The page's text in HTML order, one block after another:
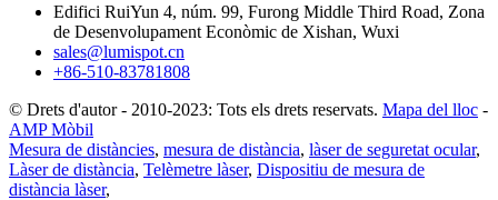
Edifici RuiYun 4, núm. 99, Furong Middle Third Road, Zona
de Desenvolupament Econòmic de Xishan, Wuxi
sales@lumispot.cn
+86-510-83781808
© Drets d'autor - 2010-2023: Tots els drets reservats. Mapa del lloc -
AMP Mòbil
Mesura de distàncies, mesura de distància, làser de seguretat ocular,
Làser de distància, Telèmetre làser, Dispositiu de mesura de
distància làser,